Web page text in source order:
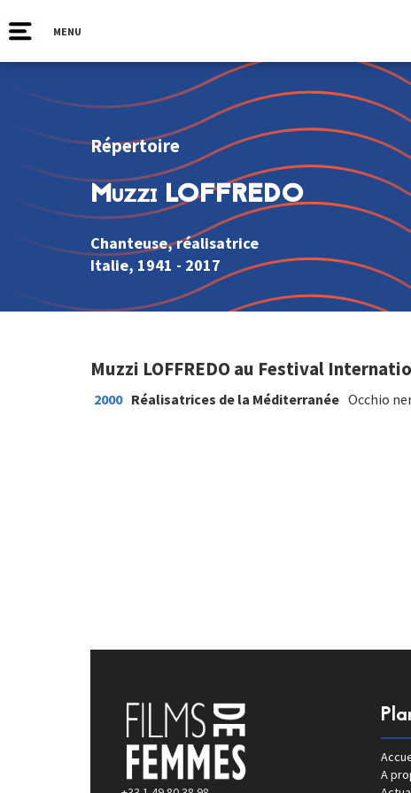
MENU
Répertoire
Muzzi LOFFREDO
Chanteuse, réalisatrice
Italie, 1941 - 2017
Muzzi LOFFREDO au Festival
2000 Réalisatrices de la Méditerranée Occhio
A